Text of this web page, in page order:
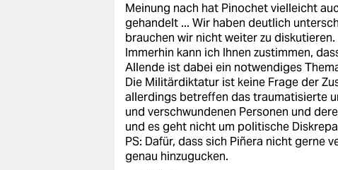
Meinung nach hat Pinochet vielleicht
gehandelt ... Wir haben deutlich
brauchen wir nicht weiter zu diskutieren.
Immerhin kann ich Ihnen zustimmen,
Allende ist dabei ein notwendiges
Die Militärdiktatur ist keine Frage der
allerdings betreffen das traumatisierte
und verschwundenen Personen und
und es geht nicht um politische
PS: Dafür, dass sich Piñera nicht gerne
genau hinzugucken.